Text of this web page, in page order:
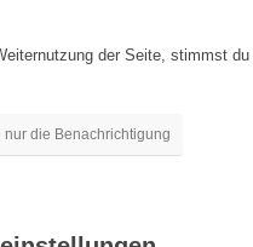
der Seite, stimmst du
nur die Benachrichtigung